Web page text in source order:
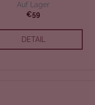
Auf Lager
€59
DETAIL